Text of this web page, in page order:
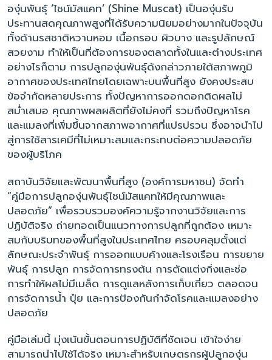
องุ่นพันธุ์ ‘ไชน์มัสแคท’ (Shine Muscat) เป็นองุ่นรับ
ประทานสดคุณภาพสูงที่ได้รับความนิยมอย่างมากในปัจจุบัน
ทั้งด้านรสชาติหวานหอม เนื้อกรอบ ผิวบาง และรูปลักษณ์
สวยงาม ทำให้เป็นที่ต้องการของตลาดทั้งในและต่างประเทศ
อย่างไรก็ตาม การปลูกองุ่นพันธุ์ดังกล่าวภายใต้สภาพภูมิ
อากาศของประเทศไทยโดยเฉพาะบนพื้นที่สูง ยังคงประสบ
ข้อจำกัดหลายประการ ทั้งปัญหาการออกดอกติดผลไม่
สม่ำเสมอ คุณภาพผลผลิตที่ยังไม่คงที่ รวมถึงปัญหาโรค
และแมลงที่เพิ่มขึ้นจากสภาพอากาศที่แปรปรวน ซึ่งอาจนำไป
สู่การใช้สารเคมีที่ไม่เหมาะสมและกระทบต่อความปลอดภัย
ของผู้บริโภค
สถาบันวิจัยและพัฒนาพื้นที่สูง (องค์การมหาชน) จัดทำ
“คู่มือการปลูกองุ่นพันธุ์ไชน์มัสแคทให้มีคุณภาพและ
ปลอดภัย” เพื่อรวบรวมองค์ความรู้จากงานวิจัยและการ
ปฏิบัติจริง ถ่ายทอดเป็นแนวทางการปลูกที่ถูกต้อง เหมาะ
สมกับบริบทของพื้นที่สูงในประเทศไทย ครอบคลุมตั้งแต่
ลักษณะประจำพันธุ์ การออกแบบค้างและโรงเรือน การขยาย
พันธุ์ การปลูก การจัดการทรงต้น การตัดแต่งกิ่งและช่อ
การทำให้ผลไม่มีเมล็ด การดูแลหลังการเก็บเกี่ยว ตลอดจน
การจัดการน้ำ ปุ๋ย และการป้องกันกำจัดโรคและแมลงอย่าง
ปลอดภัย
คู่มือเล่มนี้ มุ่งเน้นขั้นตอนการปฏิบัติที่ชัดเจน เข้าใจง่าย
สามารถนำไปใช้ได้จริง เหมาะสำหรับเกษตรกรผู้ปลูกองุ่น